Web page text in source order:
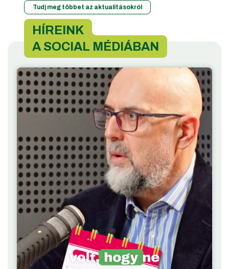
HÍREINK
A SOCIAL MÉDIÁBAN
Tudj meg többet az aktualitásokról